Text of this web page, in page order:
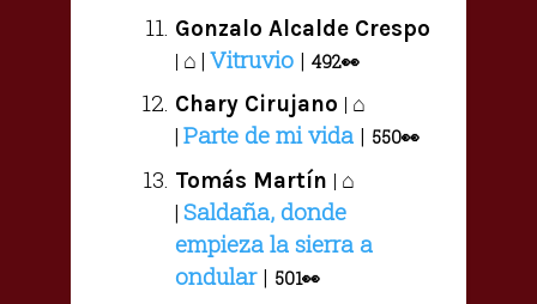
Gonzalo Alcalde Crespo
| ⌂ | Vitruvio | 492👀
Chary Cirujano | ⌂
| Parte de mi vida | 550👀
Tomás Martín | ⌂
| Saldaña, donde
empieza la sierra a
ondular| 501👀